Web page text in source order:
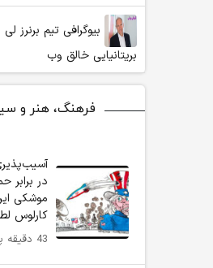
بیوگرافی تیم برنرز
بریتانیایی خالق وب
فرهنگ، هنر و
در برابر
موشکی
کارلوس
43 دقیقه پیش